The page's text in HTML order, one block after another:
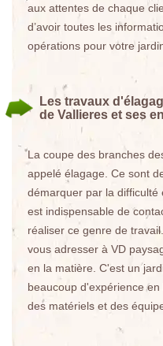
aux attentes de chaque
d’avoir toutes les
opérations pour votre
Les travaux
de Vallieres et ses
La coupe des branches
appelé élagage. Ce sont
démarquer par la difficulté
est indispensable de
réaliser ce genre de
vous adresser à VD
en la matière. C'est un
beaucoup d'expérience
des matériels et des